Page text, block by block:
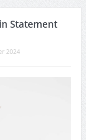
Statement
2024